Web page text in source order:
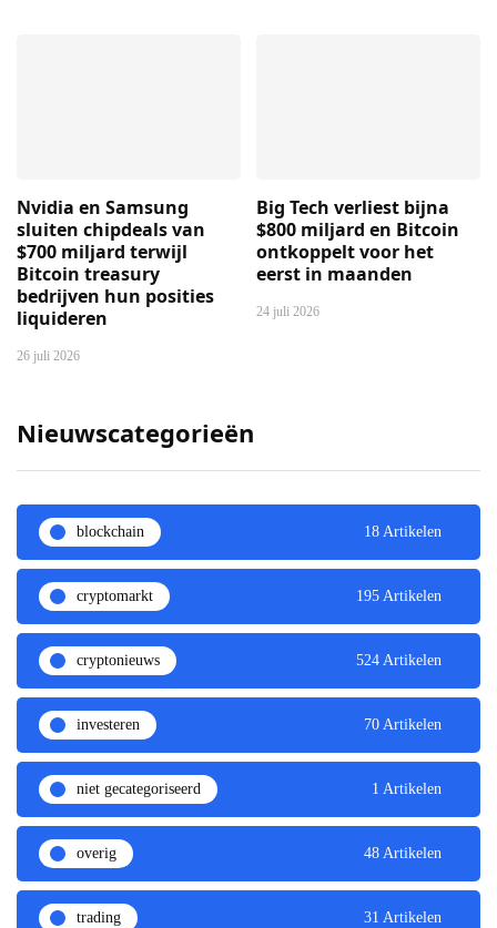
Nvidia en Samsung
sluiten chipdeals van
$700 miljard terwijl
Bitcoin treasury
bedrijven hun posities
liquideren
26 juli 2026
Big Tech verliest bijna
$800 miljard en Bitcoin
ontkoppelt voor het
eerst in maanden
24 juli 2026
Nieuwscategorieën
blockchain 18 Artikelen
cryptomarkt 195 Artikelen
cryptonieuws 524 Artikelen
investeren 70 Artikelen
niet gecategoriseerd 1 Artikelen
overig 48 Artikelen
trading 31 Artikelen